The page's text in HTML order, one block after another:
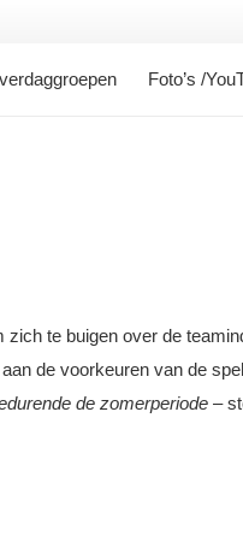
Foto’s /
te buigen over de
de voorkeuren van de
de zomerperiode –